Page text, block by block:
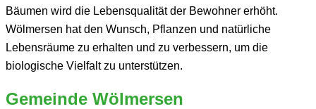
Bäumen wird die Lebensqualität der Bewohner erhöht.
Wölmersen hat den Wunsch, Pflanzen und natürliche
Lebensräume zu erhalten und zu verbessern, um die
biologische Vielfalt zu unterstützen.
Gemeinde Wölmersen